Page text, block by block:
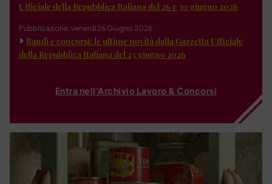
Ufficiale della Repubblica Italiana del 26 e 30 giugno 2026
Pubblicazione: venerdì 26 Giugno 2026
Bandi e concorsi: le ultime novità dalla Gazzetta Ufficiale
della Repubblica Italiana del 23 giugno 2026
Entra nell'Archivio Lavoro & Concorsi